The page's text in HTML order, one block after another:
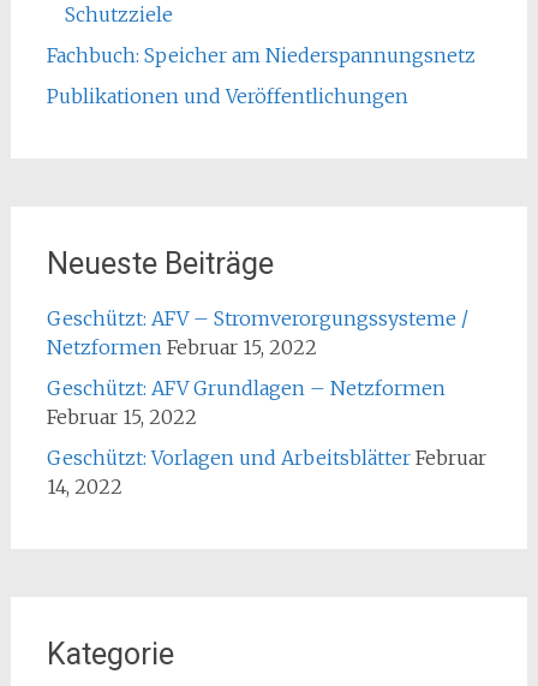
Schutzziele
Fachbuch: Speicher am Niederspannungsnetz
Publikationen und Veröffentlichungen
Neueste Beiträge
Geschützt: AFV – Stromverorgungssysteme /
Netzformen Februar 15, 2022
Geschützt: AFV Grundlagen – Netzformen
Februar 15, 2022
Geschützt: Vorlagen und Arbeitsblätter Februar
14, 2022
Kategorie